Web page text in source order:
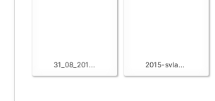
31_08_201... 2015-svla...